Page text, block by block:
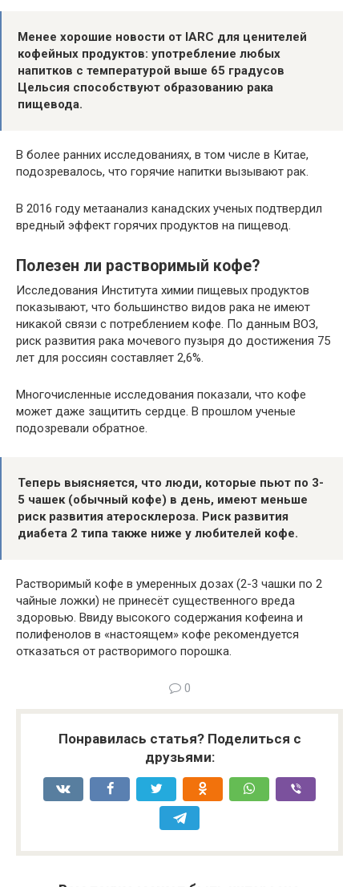
Менее хорошие новости от IARC для ценителей
кофейных продуктов: употребление любых
напитков с температурой выше 65 градусов
Цельсия способствуют образованию рака
пищевода.
В более ранних исследованиях, в том числе в Китае,
подозревалось, что горячие напитки вызывают рак.
В 2016 году метаанализ канадских ученых подтвердил
вредный эффект горячих продуктов на пищевод.
Полезен ли растворимый кофе?
Исследования Института химии пищевых продуктов
показывают, что большинство видов рака не имеют
никакой связи с потреблением кофе. По данным ВОЗ,
риск развития рака мочевого пузыря до достижения 75
лет для россиян составляет 2,6%.
Многочисленные исследования показали, что кофе
может даже защитить сердце. В прошлом ученые
подозревали обратное.
Теперь выясняется, что люди, которые пьют по 3-
5 чашек (обычный кофе) в день, имеют меньше
риск развития атеросклероза. Риск развития
диабета 2 типа также ниже у любителей кофе.
Растворимый кофе в умеренных дозах (2-3 чашки по 2
чайные ложки) не принесёт существенного вреда
здоровью. Ввиду высокого содержания кофеина и
полифенолов в «настоящем» кофе рекомендуется
отказаться от растворимого порошка.
0
Понравилась статья? Поделиться с
друзьями: